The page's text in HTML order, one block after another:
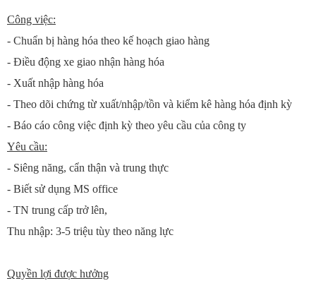
Công việc:
- Chuẩn bị hàng hóa theo kế hoạch giao hàng
- Điều động xe giao nhận hàng hóa
- Xuất nhập hàng hóa
- Theo dõi chứng từ xuất/nhập/tồn và kiểm kê hàng hóa định kỳ
- Báo cáo công việc định kỳ theo yêu cầu của công ty
Yêu cầu:
- Siêng năng, cẩn thận và trung thực
- Biết sử dụng MS office
- TN trung cấp trở lên,
Thu nhập: 3-5 triệu tùy theo năng lực
Quyền lợi được hưởng